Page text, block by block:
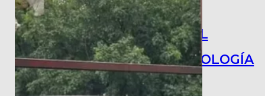
NACIONAL
INTERNACIONAL
ARTE, CIENCIA Y TECNOLOGÍA
COLUMNAS